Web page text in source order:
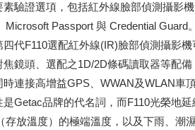
素驗證選項，包括紅外線臉部偵測攝影
Microsoft Passport 與 Credential Guard。
四代F110選配紅外線(IR)臉部偵測攝影
焦鏡頭、選配之1D/2D條碼讀取器等配
時連接高增益GPS、WWAN及WLAN車頂
是Getac品牌的代名詞，而F110光榮地
存放溫度）的極端溫度，以及下雨、潮